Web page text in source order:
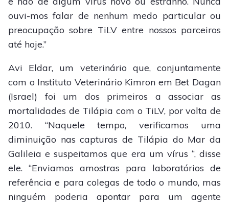
ouvi-mos falar de nenhum medo particular ou
preocupação sobre TiLV entre nossos parceiros
até hoje.”
Avi Eldar, um veterinário que, conjuntamente
com o Instituto Veterinário Kimron em Bet Dagan
(Israel) foi um dos primeiros a associar as
mortalidades de Tilápia com o TiLV, por volta de
2010. “Naquele tempo, verificamos uma
diminuição nas capturas de Tilápia do Mar da
Galileia e suspeitamos que era um vírus “, disse
ele. “Enviamos amostras para laboratórios de
referência e para colegas de todo o mundo, mas
ninguém poderia apontar para um agente